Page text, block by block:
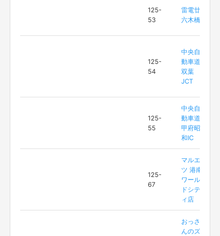
125-
53
雷電廿
六木橋
125-
54
中央自
動車道
双葉
JCT
125-
55
中央自
動車道
甲府昭
和IC
125-
67
マルエ
ツ 港南
ワール
ドシテ
ィ店
おっさ
んのズ